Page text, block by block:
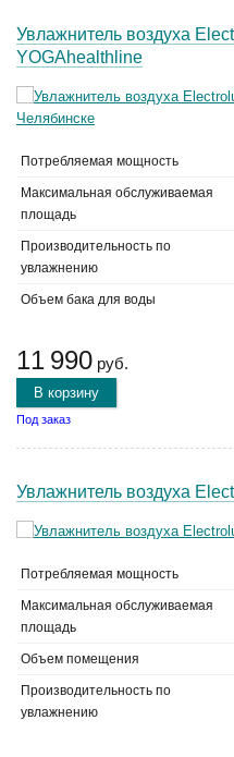
Увлажнитель воздуха
YOGAhealthline
Потребляемая мощность
Максимальная обслуживаемая
площадь
Производительность по
увлажнению
Объем бака для воды
11 990 руб.
В корзину
Под заказ
Увлажнитель воздуха
Потребляемая мощность
Максимальная обслуживаемая
площадь
Объем помещения
Производительность по
увлажнению